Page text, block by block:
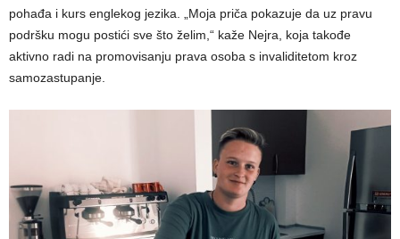
pohađa i kurs englekog jezika. „Moja priča pokazuje da uz pravu
podršku mogu postići sve što želim,“ kaže Nejra, koja takođe
aktivno radi na promovisanju prava osoba s invaliditetom kroz
samozastupanje.